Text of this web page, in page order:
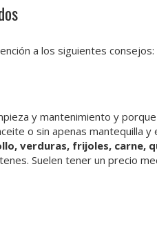
a los siguientes consejos:
y mantenimiento y
o sin apenas mantequilla
verduras, frijoles, carne,
Suelen tener un precio